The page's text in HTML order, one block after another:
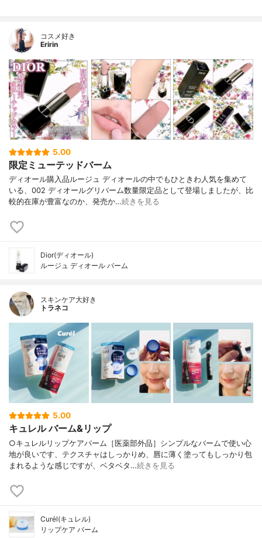
コスメ好き
Eririn
5.00
限定ミューテッドバーム
ディオール購入品ルージュ ディオールの中でもひときわ人気を集めて
いる、002 ディオールグリバーム数量限定品として登場しましたが、比
較的在庫が豊富なのか、発売か…続きを見る
Dior(ディオール)
ルージュ ディオール バーム
スキンケア大好き
トラネコ
5.00
キュレル バーム&リップ
○キュレルリップケアバーム［医薬部外品］シンプルなバームで使い心
地が良いです、テクスチャはしっかりめ、唇に薄く塗ってもしっかり包
まれるような感じですが、ベタベタ…続きを見る
Curél(キュレル)
リップケア バーム